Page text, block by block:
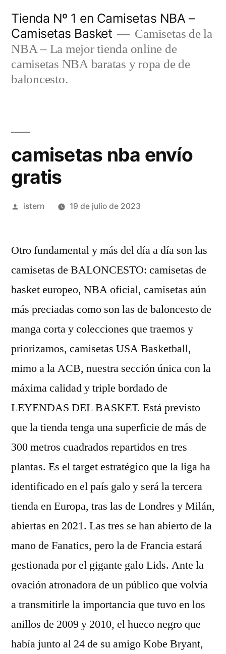
contenido
Tienda Nº 1 en Camisetas NBA –
Camisetas Basket
Camisetas de la
NBA – La mejor tienda online de
camisetas NBA baratas y ropa de de
baloncesto.
camisetas nba envío
gratis
Publicado
istern 19 de julio de 2023
Otro fundamental y más del día a día son las
camisetas de BALONCESTO: camisetas de
basket europeo, NBA oficial, camisetas aún
más preciadas como son las de baloncesto de
manga corta y colecciones que traemos y
priorizamos, camisetas USA Basketball,
mimo a la ACB, nuestra sección única con la
máxima calidad y triple bordado de
LEYENDAS DEL BASKET. Está previsto
que la tienda tenga una superficie de más de
300 metros cuadrados repartidos en tres
plantas. Es el target estratégico que la liga ha
identificado en el país galo y será la tercera
tienda en Europa, tras las de Londres y Milán,
abiertas en 2021. Las tres se han abierto de la
mano de Fanatics, pero la de Francia estará
gestionada por el gigante galo Lids. Ante la
ovación atronadora de un público que volvía
a transmitirle la importancia que tuvo en los
anillos de 2009 y 2010, el hueco negro que
había junto al 24 de su amigo Kobe Bryant,